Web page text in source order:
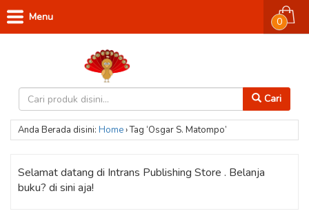
Cari
0
Menu
Anda Berada disini: Home›Tag ‘Osgar S. Matompo’
Selamat datang di Intrans Publishing Store . Belanja
buku? di sini aja!